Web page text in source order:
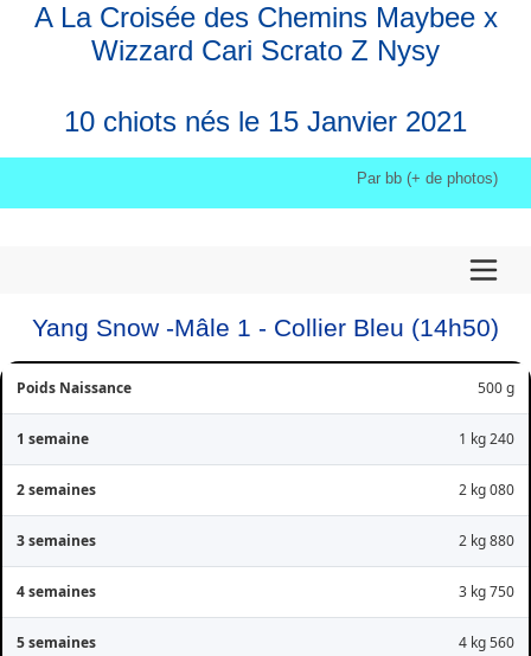
A La Croisée des Chemins Maybee x
Wizzard Cari Scrato Z Nysy
10 chiots nés le 15 Janvier 2021
Par bb (+ de photos)
Yang Snow -Mâle 1 - Collier Bleu (14h50)
500 g
1 kg 240
2 kg 080
2 kg 880
3 kg 750
4 kg 560